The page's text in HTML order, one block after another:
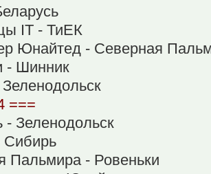
IT - ТиЕК
Юнайтед - Северная
- Шинник
===
- Зеленодольск
Сибирь
Пальмира - Ровеньки